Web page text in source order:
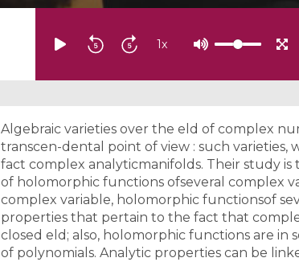
1x
Algebraic varieties over the eld of complex
transcen-dental point of view : such varieties,
fact complex analyticmanifolds. Their study
of holomorphic functions ofseveral complex
complex variable, holomorphic functionsof
properties that pertain to the fact that
closed eld; also, holomorphic functions are in
of polynomials. Analytic properties can be